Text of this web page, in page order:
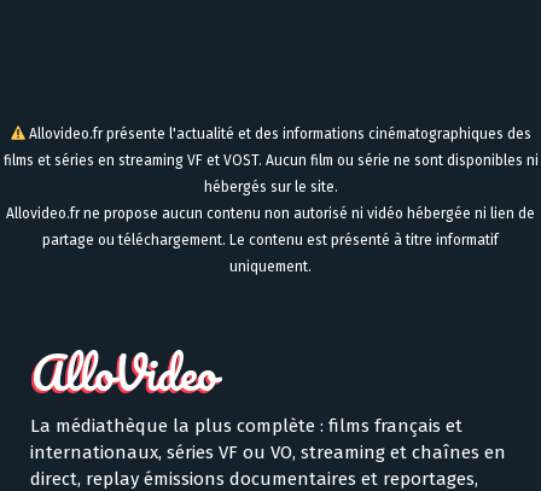
Allovideo.fr présente l'actualité et des informations cinématographiques des
films et séries en streaming VF et VOST. Aucun film ou série ne sont disponibles ni
hébergés sur le site.
Allovideo.fr ne propose aucun contenu non autorisé ni vidéo hébergée ni lien de
partage ou téléchargement. Le contenu est présenté à titre informatif
uniquement.
La médiathèque la plus complète : films français et
internationaux, séries VF ou VO, streaming et chaînes en
direct, replay émissions documentaires et reportages,